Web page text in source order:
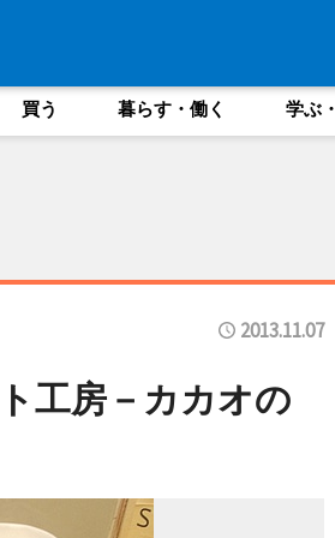
買う 暮らす・働く 学ぶ
2013.11.07
工房－カカオの